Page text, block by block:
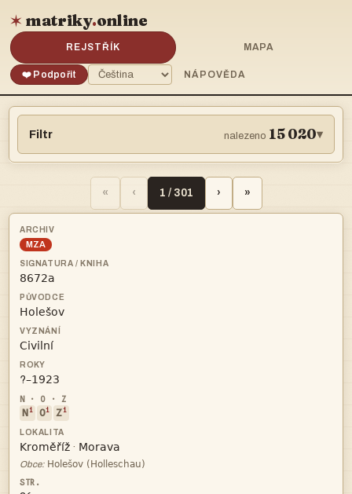
✶ matriky.online
REJSTŘÍK MAPA
❤️ Podpořit NÁPOVĚDA
Filtr nalezeno 15 020▾
« ‹ 1 / 301 › »
MZA



?
Ni Oi Zi
 · 
Obce: 